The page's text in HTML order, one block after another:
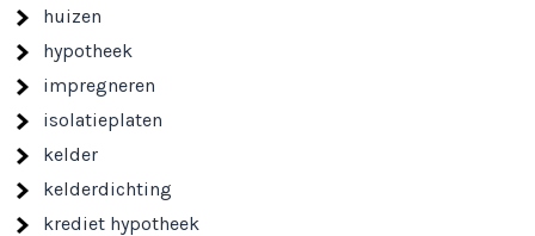
huizen
hypotheek
impregneren
isolatieplaten
kelder
kelderdichting
krediet hypotheek